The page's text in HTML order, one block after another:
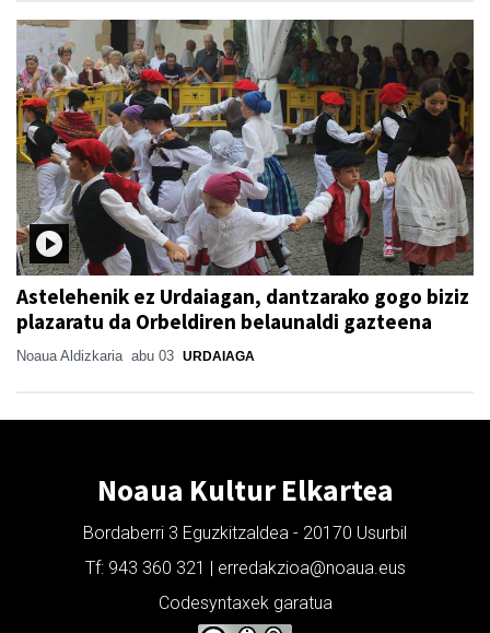
Astelehenik ez Urdaiagan, dantzarako gogo biziz
plazaratu da Orbeldiren belaunaldi gazteena
Noaua Aldizkaria abu 03 URDAIAGA
Noaua Kultur Elkartea
Bordaberri 3 Eguzkitzaldea - 20170 Usurbil
Tf: 943 360 321 | erredakzioa@noaua.eus
Codesyntaxek garatua